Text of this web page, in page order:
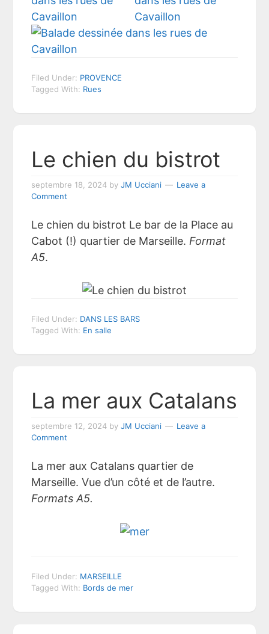
Filed Under: PROVENCE
Tagged With: Rues
Le chien du bistrot
septembre 18, 2024 byJM Ucciani
Leave a
Comment
Le chien du bistrot Le bar de la Place au
Cabot (!) quartier de Marseille.Format
A5.
Filed Under: DANS LES BARS
Tagged With: En salle
La mer aux Catalans
septembre 12, 2024 byJM Ucciani
Leave a
Comment
La mer aux Catalans quartier de
Marseille. Vue d’un côté et de l’autre.
Formats A5.
Filed Under: MARSEILLE
Tagged With: Bords de mer